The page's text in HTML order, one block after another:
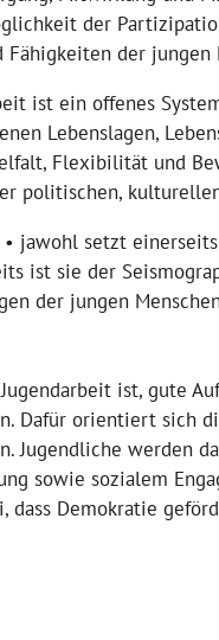
der
Fähigkeiten der jungen
ist ein offenes
Lebenslagen,
Flexibilität und
politischen,
jawohl setzt
ist sie der
der jungen
ist, gute
Dafür orientiert sich
Jugendliche werden
sowie sozialem
dass Demokratie